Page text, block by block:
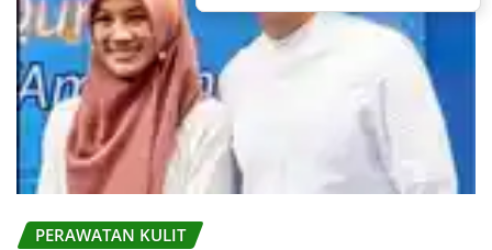
PERAWATAN KULIT